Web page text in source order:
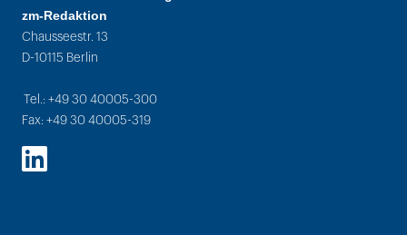
zm-Redaktion
Chausseestr. 13
D-10115 Berlin
Tel.: +49 30 40005-300
Fax: +49 30 40005-319
LinkedIn